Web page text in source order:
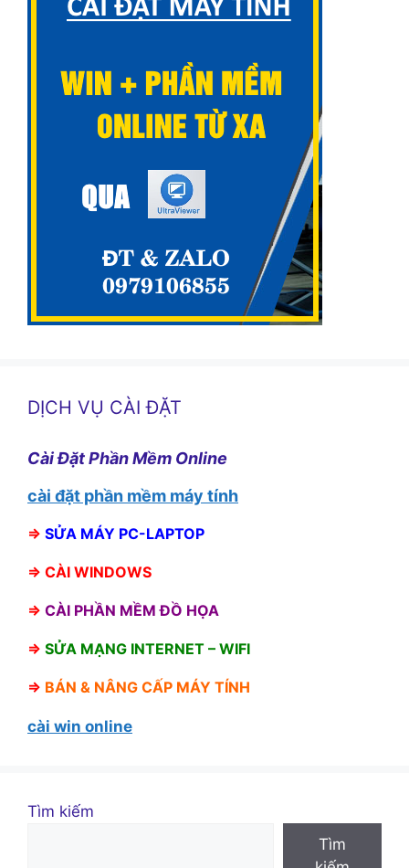
DỊCH VỤ CÀI ĐẶT
Cài Đặt Phần Mềm Online
cài đặt phần mềm máy tính
⇒ SỬA MÁY PC-LAPTOP
⇒ CÀI WINDOWS
⇒ CÀI PHẦN MỀM ĐỒ HỌA
⇒ SỬA MẠNG INTERNET – WIFI
⇒ BÁN & NÂNG CẤP MÁY TÍNH
cài win online
Tìm kiếm
Tìm